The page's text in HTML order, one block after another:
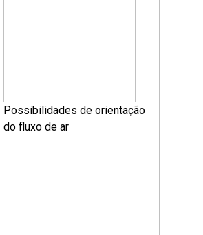
Possibilidades de orientação
do fluxo de ar